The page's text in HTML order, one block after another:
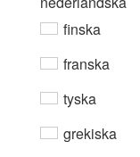
finska
franska
tyska
grekiska